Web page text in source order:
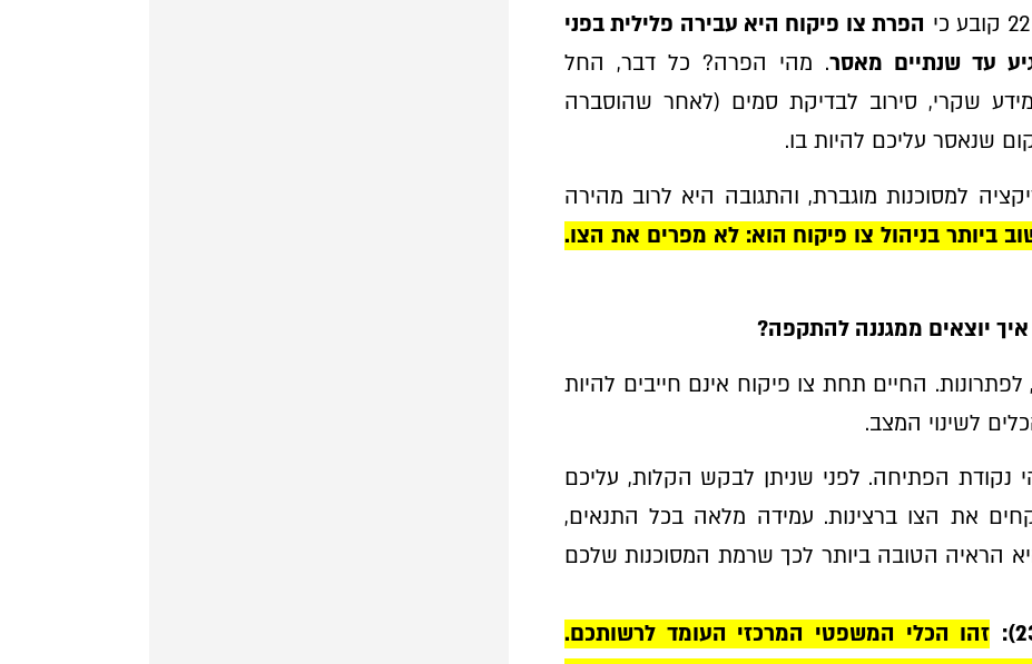
הפרת צו פיקוח היא עבירה פליליתבפני
עד שנתיים מאסר. מהי הפרה? כל דבר, החל
שקרי, סירוב לבדיקת סמים (לאחר שהוסברה
שנאסר עליכם להיות בו.
למסוכנות מוגברת, והתגובה היא לרוב מהירה
ביותר בניהול צו פיקוח הוא: לא מפרים את הצו.
יוצאים ממגננה להתקפה?
החיים תחת צו פיקוח אינם חייבים להיות
לשינוי המצב.
נקודת הפתיחה. לפני שניתן לבקש הקלות, עליכם
את הצו ברצינות. עמידה מלאה בכל התנאים,
הראיה הטובה ביותר לכך שרמת המסוכנות שלכם
זהו הכלי המשפטי המרכזי העומד לרשותכם.